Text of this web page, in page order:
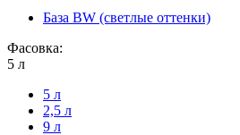
База BW (светлые оттенки)
Фасовка:
5 л
5 л
2,5 л
9 л